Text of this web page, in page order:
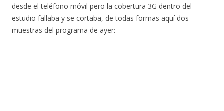
desde el teléfono móvil pero la cobertura 3G dentro del
estudio fallaba y se cortaba, de todas formas aquí dos
muestras del programa de ayer: